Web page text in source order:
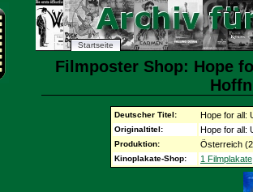
Startseite
Filmposter Shop: Hope
Deutscher Titel: Hope for all:
Originaltitel: Hope for all:
Produktion: Österreich
Kinoplakate-Shop: 1 Filmplakate